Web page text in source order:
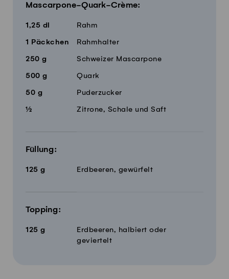
Mascarpone-Quark-Crème:
1,25 dl Rahm
1 Päckchen Rahmhalter
250 g Schweizer Mascarpone
500 g Quark
50 g Puderzucker
½ Zitrone, Schale und Saft
Füllung:
125 g Erdbeeren, gewürfelt
Topping:
125 g
Erdbeeren, halbiert oder
geviertelt